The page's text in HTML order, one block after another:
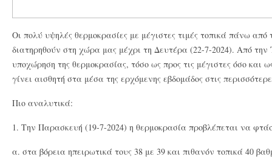
Οι πολύ υψηλές θερμοκρασίες με μέγιστες τιμές τοπικά πάνω από
διατηρηθούν στη χώρα μας μέχρι τη Δευτέρα (22-7-2024). Από την
υποχώρηση της θερμοκρασίας, τόσο ως προς τις μέγιστες όσο και
γίνει αισθητή στα μέσα της ερχόμενης εβδομάδος στις
Πιο αναλυτικά:
1. Την Παρασκευή (19-7-2024) η θερμοκρασία προβλέπεται να
α. στα βόρεια ηπειρωτικά τους 38 με 39 και πιθανόν τοπικά 40